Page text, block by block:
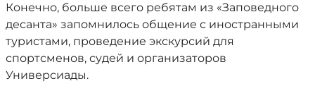
Конечно, больше всего ребятам из «Заповедного
десанта» запомнилось общение с иностранными
туристами, проведение экскурсий для
спортсменов, судей и организаторов
Универсиады.